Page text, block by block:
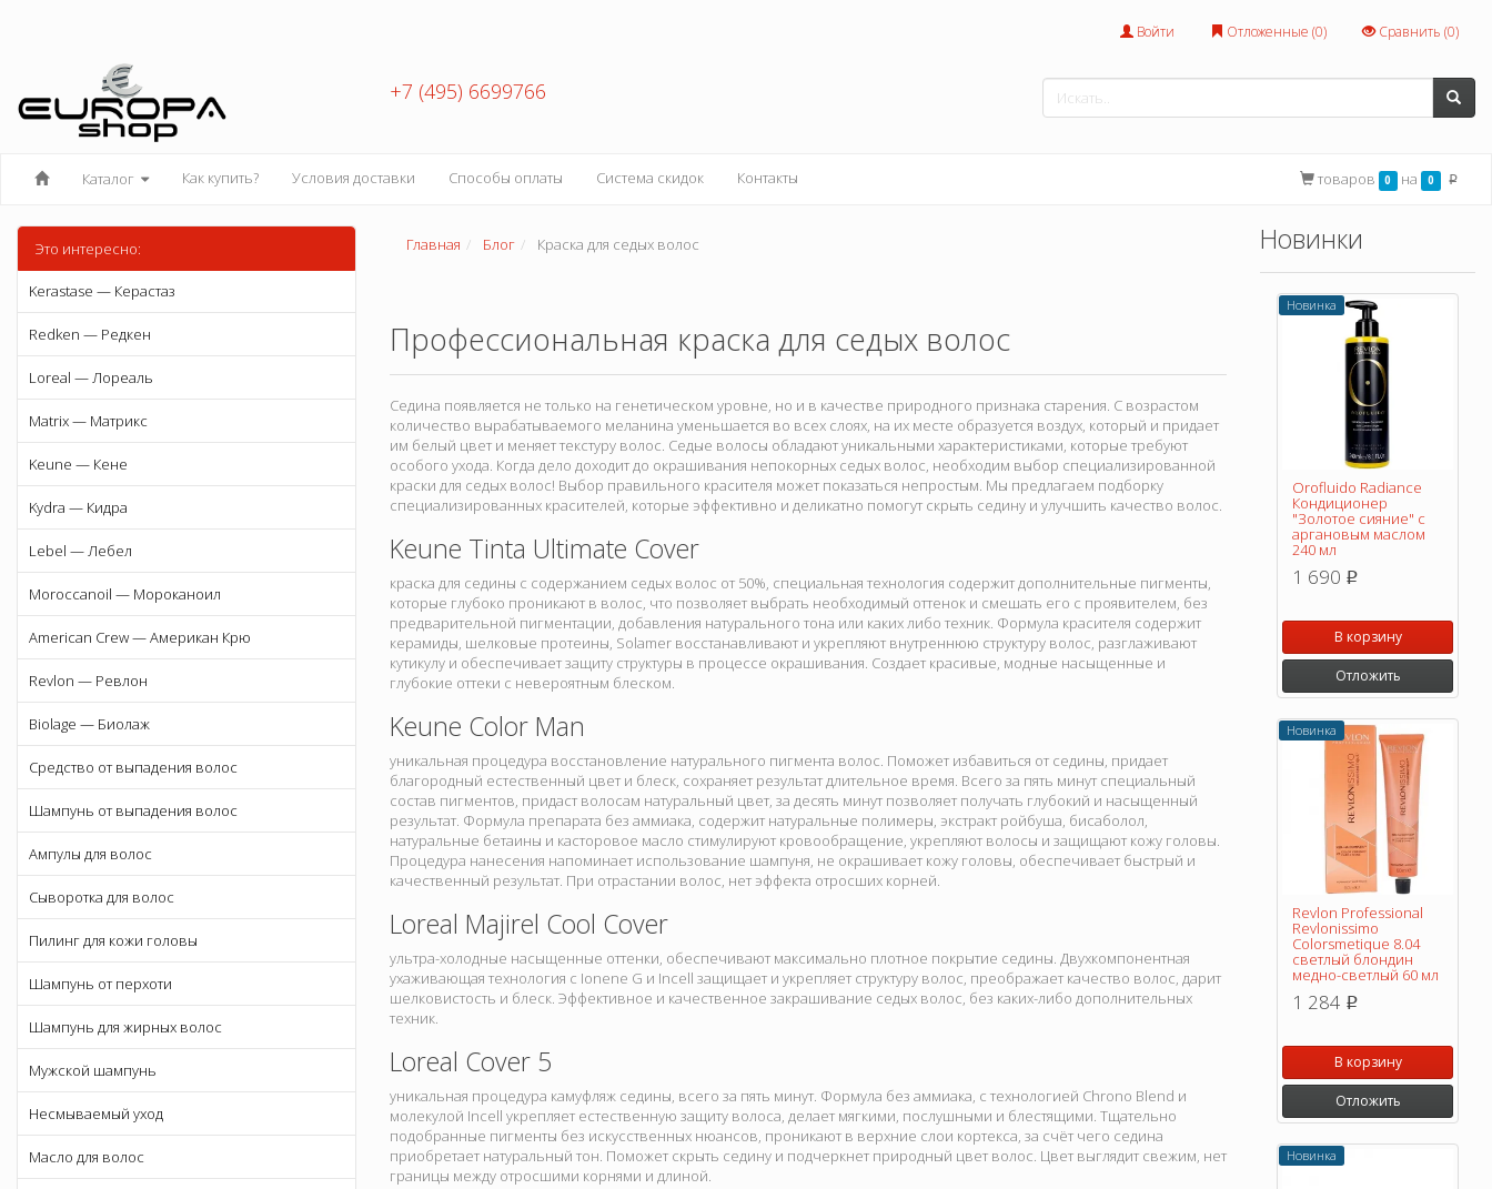
Войти Отложенные (0) Сравнить (0)
+7 (495) 6699766
Каталог Как купить? Условия доставки Способы оплаты Система скидок Контакты товаров 0 на 0 p
Это интересно:
Kerastase — Керастаз
Redken — Редкен
Loreal — Лореаль
Matrix — Матрикс
Keune — Кене
Kydra — Кидра
Lebel — Лебел
Moroccanoil — Мороканоил
American Crew — Американ Крю
Revlon — Ревлон
Biolage — Биолаж
Средство от выпадения волос
Шампунь от выпадения волос
Ампулы для волос
Сыворотка для волос
Пилинг для кожи головы
Шампунь от перхоти
Шампунь для жирных волос
Мужской шампунь
Несмываемый уход
Масло для волос
Главная Блог Краска для седых волос
Профессиональная краска для седых волос
Седина появляется не только на генетическом уровне, но и в качестве природного признака старения. С возрастом
количество вырабатываемого меланина уменьшается во всех слоях, на их месте образуется воздух, который и придает
им белый цвет и меняет текстуру волос. Седые волосы обладают уникальными характеристиками, которые требуют
особого ухода. Когда дело доходит до окрашивания непокорных седых волос, необходим выбор специализированной
краски для седых волос! Выбор правильного красителя может показаться непростым. Мы предлагаем подборку
специализированных красителей, которые эффективно и деликатно помогут скрыть седину и улучшить качество волос.
Keune Tinta Ultimate Cover
краска для седины с содержанием седых волос от 50%, специальная технология содержит дополнительные пигменты,
которые глубоко проникают в волос, что позволяет выбрать необходимый оттенок и смешать его с проявителем, без
предварительной пигментации, добавления натурального тона или каких либо техник. Формула красителя содержит
керамиды, шелковые протеины, Solamer восстанавливают и укрепляют внутреннюю структуру волос, разглаживают
кутикулу и обеспечивает защиту структуры в процессе окрашивания. Создает красивые, модные насыщенные и
глубокие оттеки с невероятным блеском.
Keune Color Man
уникальная процедура восстановление натурального пигмента волос. Поможет избавиться от седины, придает
благородный естественный цвет и блеск, сохраняет результат длительное время. Всего за пять минут специальный
состав пигментов, придаст волосам натуральный цвет, за десять минут позволяет получать глубокий и насыщенный
результат. Формула препарата без аммиака, содержит натуральные полимеры, экстракт ройбуша, бисаболол,
натуральные бетаины и касторовое масло стимулируют кровообращение, укрепляют волосы и защищают кожу головы.
Процедура нанесения напоминает использование шампуня, не окрашивает кожу головы, обеспечивает быстрый и
качественный результат. При отрастании волос, нет эффекта отросших корней.
Loreal Majirel Cool Cover
ультра-холодные насыщенные оттенки, обеспечивают максимально плотное покрытие седины. Двухкомпонентная
ухаживающая технология с Ionene G и Incell защищает и укрепляет структуру волос, преображает качество волос, дарит
шелковистость и блеск. Эффективное и качественное закрашивание седых волос, без каких-либо дополнительных
техник.
Loreal Cover 5
уникальная процедура камуфляж седины, всего за пять минут. Формула без аммиака, с технологией Chrono Blend и
молекулой Incell укрепляет естественную защиту волоса, делает мягкими, послушными и блестящими. Тщательно
подобранные пигменты без искусственных нюансов, проникают в верхние слои кортекса, за счёт чего седина
приобретает натуральный тон. Поможет скрыть седину и подчеркнет природный цвет волос. Цвет выглядит свежим, нет
границы между отросшими корнями и длиной.
Новинки
Новинка
Orofluido Radiance
Кондиционер
"Золотое сияние" с
аргановым маслом
240 мл
1 690 p
В корзину
Отложить
Новинка
Revlon Professional
Revlonissimo
Colorsmetique 8.04
светлый блондин
медно-светлый 60 мл
1 284 p
В корзину
Отложить
Новинка